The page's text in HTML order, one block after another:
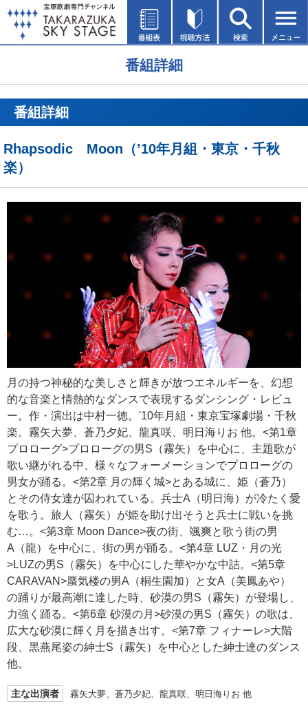
番組詳細
番組詳細
Rhapsodic Moon（’10年月組・東京・千秋
楽）
月の持つ神秘的な美しさと輝きが放つエネルギーを、幻想
的な音楽と情熱的なダンスで表現するダンシング・レビュ
ー。作・演出は中村一徳。'10年月組・東京宝塚劇場・千秋
楽。霧矢大夢、蒼乃夕妃、龍真咲、明日海りお 他。<第1章
プロローグ>プロローグの男S（霧矢）を中心に、主題歌が
歌い継がれる中、様々なフォーメーションでプロローグの
男女が踊る。<第2章 月の輝く城>とある城に、姫（蒼乃）
とその侍女達が囚われている。兵士A（明日海）が冷たく愛
を歌う。旅人（霧矢）が姫を助け出そうと兵士に戦いを挑
む…。<第3章 Moon Dance>夜の街、颯爽と歌う街の男
A（龍）を中心に、街の男が踊る。<第4章 LUZ・月の光
>LUZの男S（霧矢）を中心にした華やかな中詰。<第5章
CARAVAN>蜃気楼の男A（桐生園加）と女A（美鳳あや）
の踊りが最高潮に達した時、砂漠の男S（霧矢）が登場し、
力強く踊る。<第6章 砂漠の月>砂漠の男S（霧矢）の歌は、
広大な砂漠に輝く月を描き出す。<第7章 フィナーレ>大階
段、黒燕尾姿の紳士S（霧矢）を中心とした紳士達のダンス
他。
主な出演者 霧矢大夢、蒼乃夕妃、龍真咲、明日海りお 他